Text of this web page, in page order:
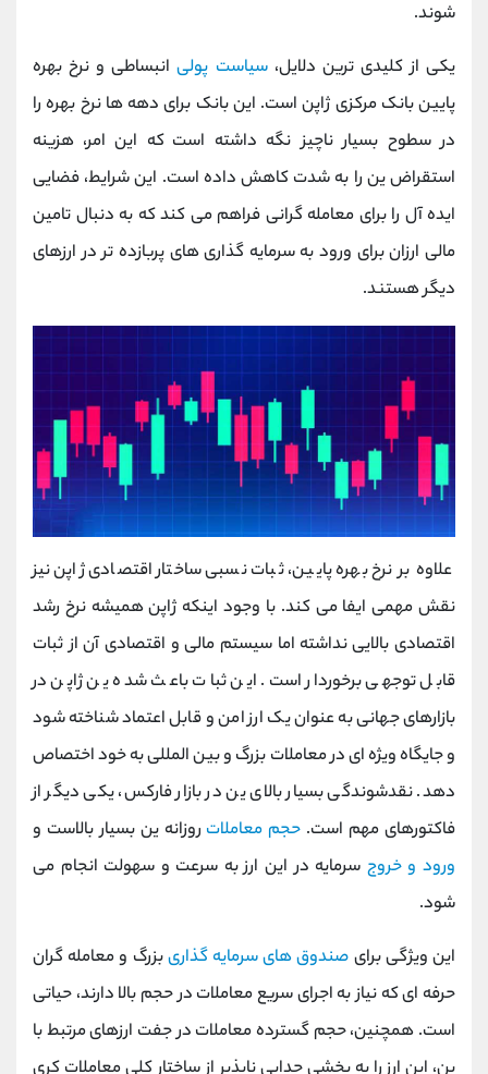
شوند.
یکی از کلیدی ‌ترین دلایل،سیاست پولیانبساطی و نرخ بهره
پایین بانک مرکزی ژاپن است. این بانک برای دهه‌ ها نرخ بهره را
در سطوح بسیار ناچیز نگه داشته است که این امر، هزینه
استقراض ین را به شدت کاهش داده است. این شرایط، فضایی
ایده ‌آل را برای معامله ‌گرانی فراهم می کند که به دنبال تامین
مالی ارزان برای ورود به سرمایه ‌گذاری‌ های پربازده ‌تر در ارزهای
دیگر هستند.
علاوه بر نرخ بهره پایین، ثبات نسبی ساختار اقتصادی ژاپن نیز
نقش مهمی ایفا می ‌کند. با وجود اینکه ژاپن همیشه نرخ رشد
اقتصادی بالایی نداشته اما سیستم مالی و اقتصادی آن از ثبات
قابل توجهی برخوردار است. این ثبات باعث شده ین ژاپن در
بازارهای جهانی به عنوان یک ارز امن و قابل اعتماد شناخته شود
و جایگاه ویژه ‌ای در معاملات بزرگ و بین ‌المللی به خود اختصاص
دهد. نقدشوندگی بسیار بالای ین در بازار فارکس، یکی دیگر از
فاکتورهای مهم است. حجم معاملات روزانه ین بسیار بالاست و
ورود و خروج سرمایه در این ارز به سرعت و سهولت انجام می‌
شود.
این ویژگی برای صندوق‌ های سرمایه‌ گذاریبزرگ و معامله‌ گران
حرفه‌ ای که نیاز به اجرای سریع معاملات در حجم بالا دارند، حیاتی
است. همچنین، حجم گسترده معاملات در جفت‌ ارزهای مرتبط با